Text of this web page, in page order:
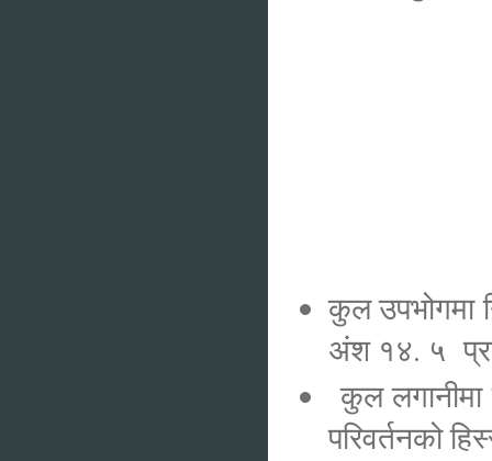
कुल उपभोगमा
अंश १४. ५
कुल
परिवर्तनको